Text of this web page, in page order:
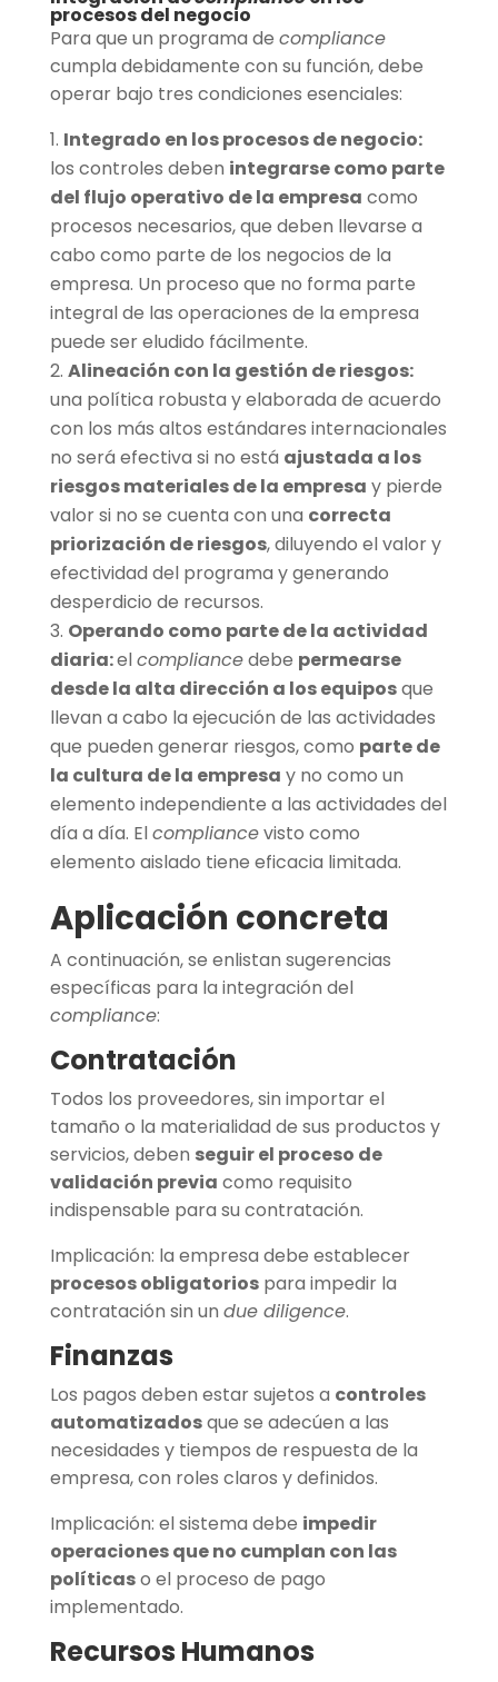
procesos del negocio
Para que un programa de compliance
cumpla debidamente con su función, debe
operar bajo tres condiciones esenciales:
Integrado en los procesos de negocio:
los controles deben integrarse como parte
del flujo operativo de la empresa como
procesos necesarios, que deben llevarse a
cabo como parte de los negocios de la
empresa. Un proceso que no forma parte
integral de las operaciones de la empresa
puede ser eludido fácilmente.
Alineación con la gestión de riesgos:
una política robusta y elaborada de acuerdo
con los más altos estándares internacionales
no será efectiva si no está ajustada a los
riesgos materiales de la empresa y pierde
valor si no se cuenta con una correcta
priorización de riesgos, diluyendo el valor y
efectividad del programa y generando
desperdicio de recursos.
Operando como parte de la actividad
diaria:elcompliancedebe permearse
desde la alta dirección a los equiposque
llevan a cabo la ejecución de las actividades
que pueden generar riesgos, como parte de
la cultura de la empresa y no como un
elemento independiente a las actividades del
día a día. Elcompliancevisto como
elemento aislado tiene eficacia limitada.
Aplicación concreta
A continuación, se enlistan sugerencias
específicas para la integración del
compliance:
Contratación
Todos los proveedores, sin importar el
tamaño o la materialidad de sus productos y
servicios, deben seguir el proceso de
validación previa como requisito
indispensable para su contratación.
Implicación: la empresa debe establecer
procesos obligatoriospara impedir la
contratación sin un due diligence.
Finanzas
Los pagos deben estar sujetos a controles
automatizadosque se adecúen a las
necesidades y tiempos de respuesta de la
empresa, con roles claros y definidos.
Implicación: el sistema debe impedir
operaciones que no cumplan con las
políticaso el proceso de pago
implementado.
Recursos Humanos